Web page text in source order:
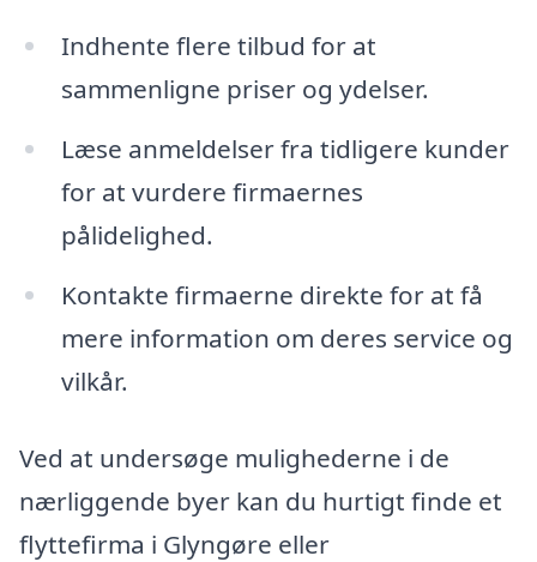
Indhente flere tilbud for at
sammenligne priser og ydelser.
Læse anmeldelser fra tidligere kunder
for at vurdere firmaernes
pålidelighed.
Kontakte firmaerne direkte for at få
mere information om deres service og
vilkår.
Ved at undersøge mulighederne i de
nærliggende byer kan du hurtigt finde et
flyttefirma i Glyngøre eller